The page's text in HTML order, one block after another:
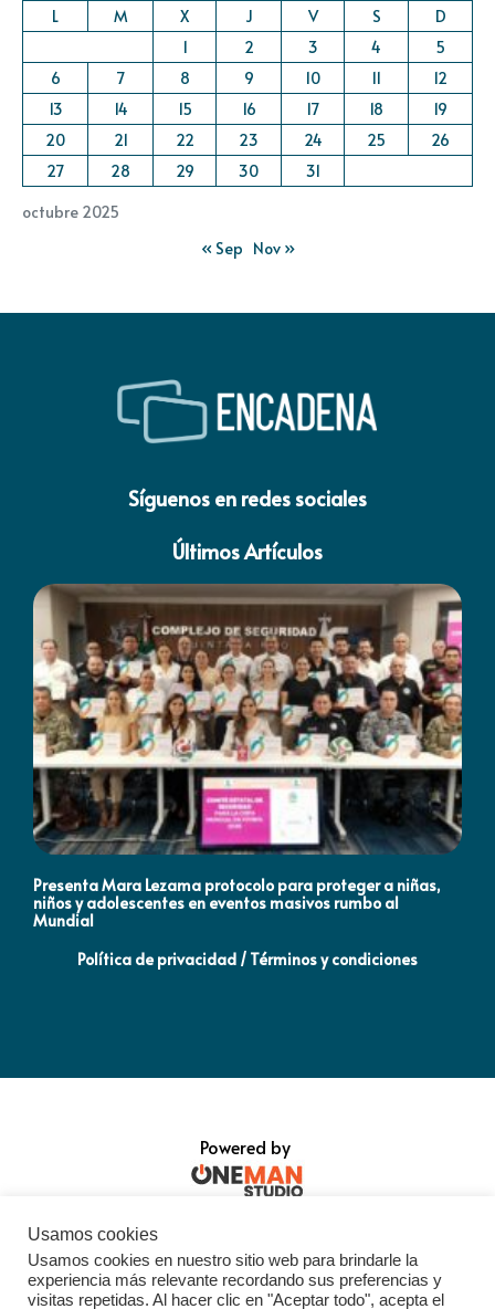
octubre 2025
L M X J V S
D
1
2 3 4
5
6
7 8 9 10 11
12
13
14 15 16 17 18
19
20
21 22 23 24 25
26
27
28 29 30 31
« Sep Nov »
Síguenos en redes sociales
Últimos Artículos
Presenta Mara Lezama protocolo para proteger a niñas,
niños y adolescentes en eventos masivos rumbo al
Mundial
Política de privacidad / Términos y condiciones
Powered by
Usamos cookies
Usamos cookies en nuestro sitio web para brindarle la
experiencia más relevante recordando sus preferencias y
visitas repetidas. Al hacer clic en "Aceptar todo", acepta el